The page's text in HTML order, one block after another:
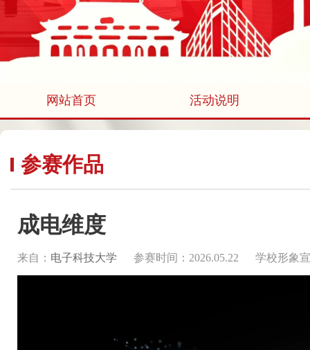
网站首页 活动说明
参赛作品
成电维度
来自： 电子科技大学 参赛时间：2026.05.22 学校形象